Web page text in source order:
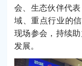
会、生态伙伴代
域、重点行业的
现场参会，持续
发展。